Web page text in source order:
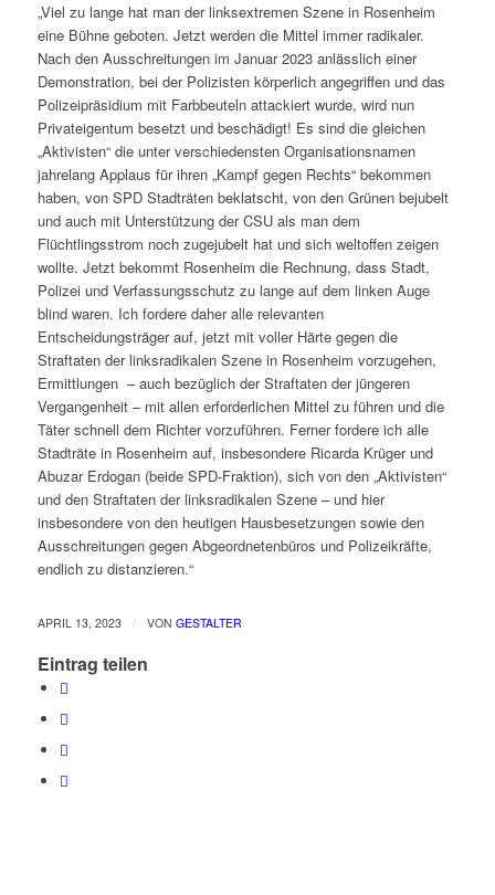
„Viel zu lange hat man der linksextremen Szene in Rosenheim
eine Bühne geboten. Jetzt werden die Mittel immer radikaler.
Nach den Ausschreitungen im Januar 2023 anlässlich einer
Demonstration, bei der Polizisten körperlich angegriffen und das
Polizeipräsidium mit Farbbeuteln attackiert wurde, wird nun
Privateigentum besetzt und beschädigt! Es sind die gleichen
„Aktivisten“ die unter verschiedensten Organisationsnamen
jahrelang Applaus für ihren „Kampf gegen Rechts“ bekommen
haben, von SPD Stadträten beklatscht, von den Grünen bejubelt
und auch mit Unterstützung der CSU als man dem
Flüchtlingsstrom noch zugejubelt hat und sich weltoffen zeigen
wollte. Jetzt bekommt Rosenheim die Rechnung, dass Stadt,
Polizei und Verfassungsschutz zu lange auf dem linken Auge
blind waren. Ich fordere daher alle relevanten
Entscheidungsträger auf, jetzt mit voller Härte gegen die
Straftaten der linksradikalen Szene in Rosenheim vorzugehen,
Ermittlungen – auch bezüglich der Straftaten der jüngeren
Vergangenheit – mit allen erforderlichen Mittel zu führen und die
Täter schnell dem Richter vorzuführen. Ferner fordere ich alle
Stadträte in Rosenheim auf, insbesondere Ricarda Krüger und
Abuzar Erdogan (beide SPD-Fraktion), sich von den „Aktivisten“
und den Straftaten der linksradikalen Szene – und hier
insbesondere von den heutigen Hausbesetzungen sowie den
Ausschreitungen gegen Abgeordnetenbüros und Polizeikräfte,
endlich zu distanzieren.“
APRIL 13, 2023 / VON GESTALTER
Eintrag teilen